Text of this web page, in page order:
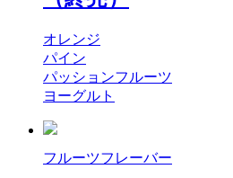
オレンジ
パイン
パッションフルーツ
ヨーグルト
フルーツフレーバー